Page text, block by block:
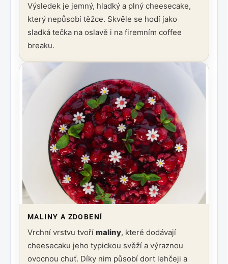
Výsledek je jemný, hladký a plný cheesecake,
který nepůsobí těžce. Skvěle se hodí jako
sladká tečka na oslavě i na firemním coffee
breaku.
MALINY A ZDOBENÍ
Vrchní vrstvu tvoří maliny, které dodávají
cheesecaku jeho typickou svěží a výraznou
ovocnou chuť. Díky nim působí dort lehčeji a